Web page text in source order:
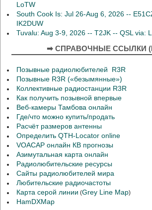
LoTW
South Cook Is: Jul 26-Aug 6, 2026 --
IK2DUW
Tuvalu: Aug 3-9, 2026 -- T2JK -- QSL via:
➡ СПРАВОЧНЫЕ ССЫЛКИ
Позывные радиолюбителей R3R
Позывные R3R («безымянные»)
Коллективные радиостанции R3R
Как получить позывной впервые
Веб-камеры Тамбова онлайн
Где/что можно купить/продать
Расчёт размеров антенны
Определить QTH-Locator online
VOACAP онлайн КВ прогнозы
Азимутальная карта онлайн
Радиолюбительские ресурсы
Сайты радиолюбителей мира
Любительские радиочастоты
Карта серой линии (Grey Line Map)
HamDXMap